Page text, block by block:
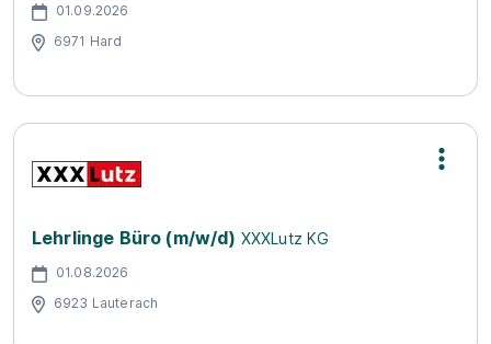
01.09.2026
6971 Hard
Lehrlinge Büro (m/w/d) XXXLutz KG
01.08.2026
6923 Lauterach